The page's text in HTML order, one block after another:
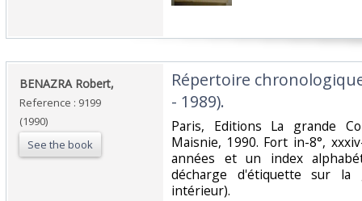
‎BENAZRA Robert,‎
Reference : 9199
(1990)
See the book
‎Répertoire
- 1989).‎
‎Paris, Editions La grande
Maisnie, 1990. Fort in-8°,
années et un index
décharge d'étiquette sur
intérieur).‎